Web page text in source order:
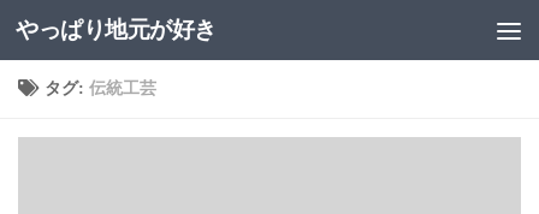
コンテンツへスキップ
やっぱり地元が好き
タグ: 伝統工芸